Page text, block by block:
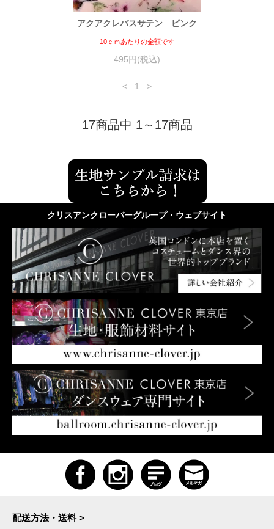
アクアクレパスサテン ピンク
10ｃｍあたりの金額です
495円(税込)
< 1 >
17商品中 1～17商品
クリスアンクローバーグループ・ウェブサイト
配送方法・送料 >